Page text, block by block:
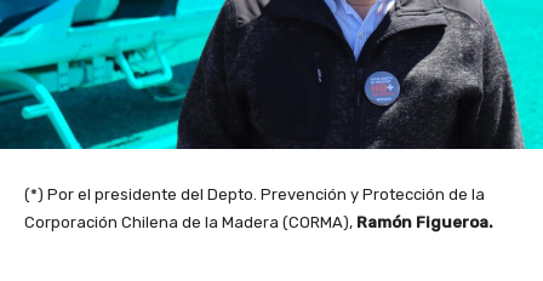
(*) Por el presidente del Depto. Prevención y Protección de la
Corporación Chilena de la Madera (CORMA), Ramón Figueroa.